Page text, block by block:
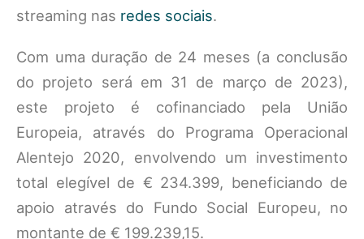
streaming nas redes sociais.
Com uma duração de 24 meses (a conclusão
do projeto será em 31 de março de 2023),
este projeto é cofinanciado pela União
Europeia, através do Programa Operacional
Alentejo 2020, envolvendo um investimento
total elegível de € 234.399, beneficiando de
apoio através do Fundo Social Europeu, no
montante de € 199.239,15.